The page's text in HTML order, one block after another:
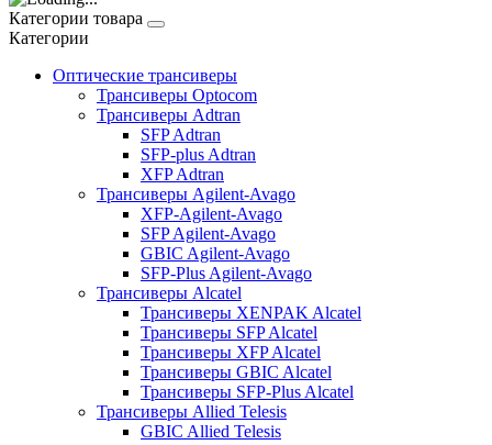
Категории товара
Категории
Оптические трансиверы
Трансиверы Optocom
Трансиверы Adtran
SFP Adtran
SFP-plus Adtran
XFP Adtran
Трансиверы Agilent-Avago
XFP-Agilent-Avago
SFP Agilent-Avago
GBIC Agilent-Avago
SFP-Plus Agilent-Avago
Трансиверы Alcatel
Трансиверы XENPAK Alcatel
Трансиверы SFP Alcatel
Трансиверы XFP Alcatel
Трансиверы GBIC Alcatel
Трансиверы SFP-Plus Alcatel
Трансиверы Allied Telesis
GBIC Allied Telesis